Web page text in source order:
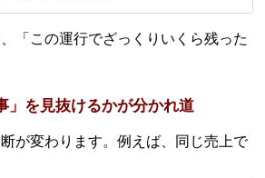
「この運行でざっくりいくら残った
」を見抜けるかが分かれ道
が変わります。例えば、同じ売上で